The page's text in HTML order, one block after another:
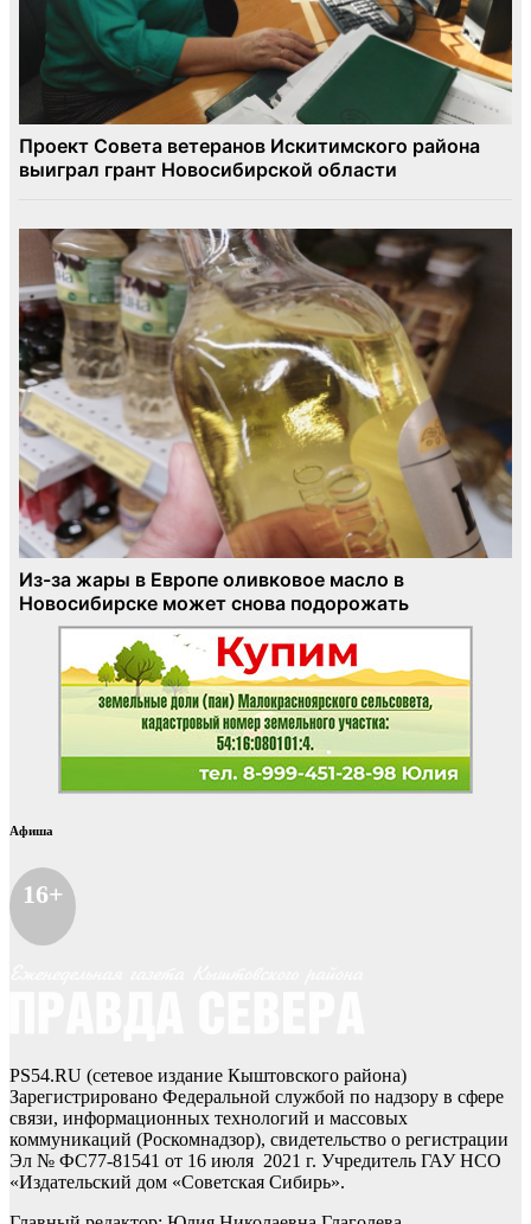
Афиша
16+
PS54.RU (сетевое издание Кыштовского района)
Зарегистрировано Федеральной службой по надзору в сфере
связи, информационных технологий и массовых
коммуникаций (Роскомнадзор), свидетельство о регистрации
Эл № ФС77-81541 от 16 июля 2021 г. Учредитель ГАУ НСО
«Издательский дом «Советская Сибирь».